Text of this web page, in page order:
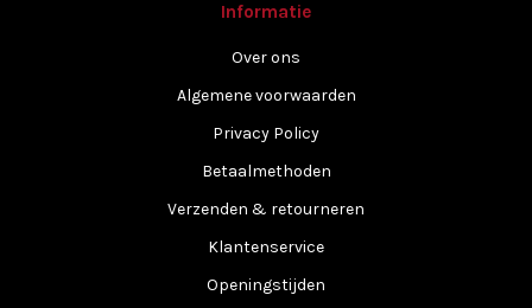
Informatie
Over ons
Algemene voorwaarden
Privacy Policy
Betaalmethoden
Verzenden & retourneren
Klantenservice
Openingstijden